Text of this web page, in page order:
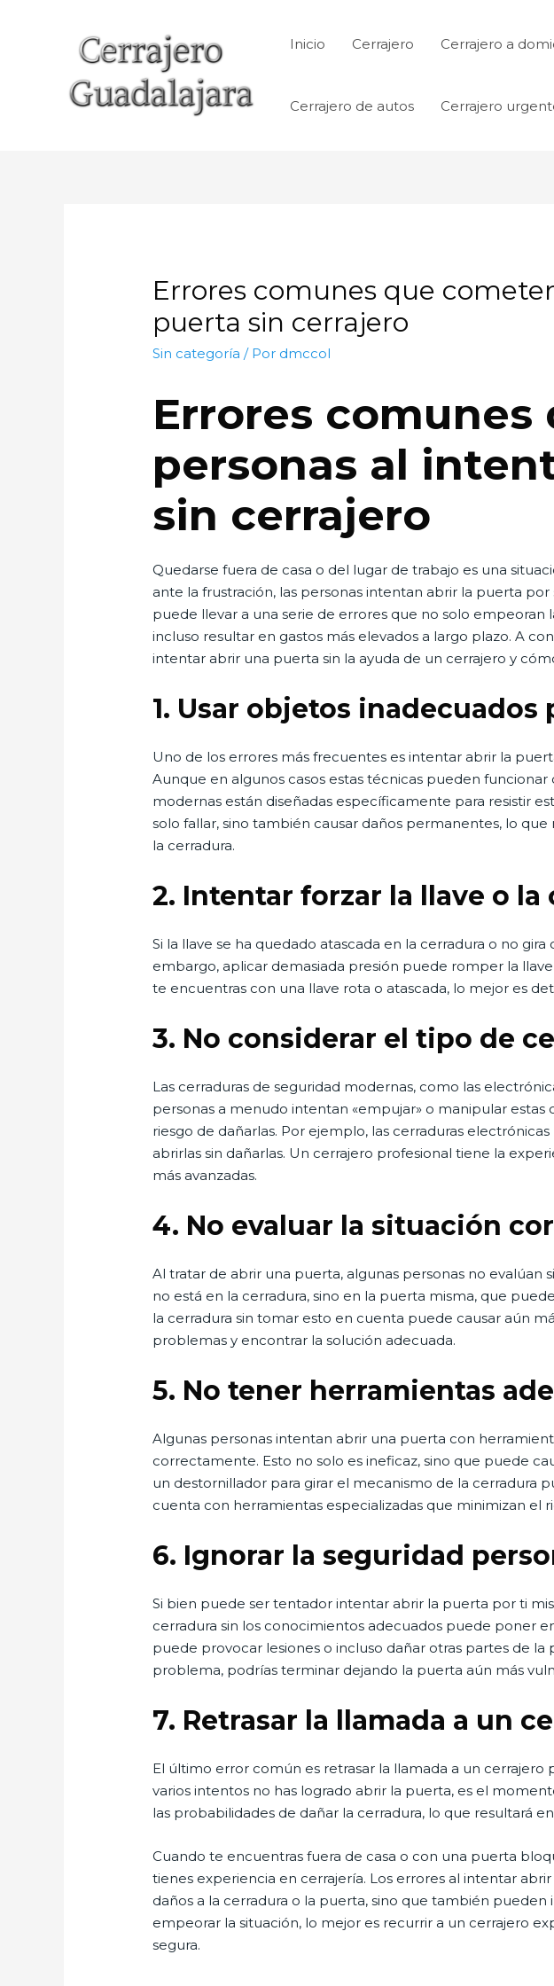
Inicio Cerrajero Cerrajero a
Cerrajero de autos Cerrajero
Errores comunes que
puerta sin cerrajero
Sin categoría / Por dmccol
Errores
personas al
sin cerrajero
Quedarse fuera de casa o del lugar de trabajo es una
ante la frustración, las personas intentan abrir la puerta
puede llevar a una serie de errores que no solo
incluso resultar en gastos más elevados a largo plazo. A
intentar abrir una puerta sin la ayuda de un cerrajero y
1. Usar objetos inadecuados
Uno de los errores más frecuentes es intentar abrir la
Aunque en algunos casos estas técnicas pueden
modernas están diseñadas específicamente para resistir
solo fallar, sino también causar daños permanentes, lo
la cerradura.
2. Intentar forzar la llave o la
Si la llave se ha quedado atascada en la cerradura o no
embargo, aplicar demasiada presión puede romper la
te encuentras con una llave rota o atascada, lo mejor es
3. No considerar el tipo de
Las cerraduras de seguridad modernas, como las
personas a menudo intentan «empujar» o manipular
riesgo de dañarlas. Por ejemplo, las cerraduras
abrirlas sin dañarlas. Un cerrajero profesional tiene la
más avanzadas.
4. No evaluar la situación
Al tratar de abrir una puerta, algunas personas no
no está en la cerradura, sino en la puerta misma, que
la cerradura sin tomar esto en cuenta puede causar aún
problemas y encontrar la solución adecuada.
5. No tener herramientas
Algunas personas intentan abrir una puerta con
correctamente. Esto no solo es ineficaz, sino que puede
un destornillador para girar el mecanismo de la cerradura
cuenta con herramientas especializadas que minimizan el
6. Ignorar la seguridad
Si bien puede ser tentador intentar abrir la puerta por ti
cerradura sin los conocimientos adecuados puede poner
puede provocar lesiones o incluso dañar otras partes de la
problema, podrías terminar dejando la puerta aún más
7. Retrasar la llamada a un
El último error común es retrasar la llamada a un
varios intentos no has logrado abrir la puerta, es el
las probabilidades de dañar la cerradura, lo que resultará
Cuando te encuentras fuera de casa o con una puerta
tienes experiencia en cerrajería. Los errores al intentar
daños a la cerradura o la puerta, sino que también
empeorar la situación, lo mejor es recurrir a un cerrajero
segura.